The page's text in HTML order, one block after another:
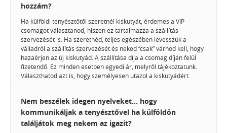
hozzám?
Ha külföldi tenyésztőtől szeretnél kiskutyát, érdemes a VIP
csomagot választanod, hiszen ez tartalmazza a szállítás
szervezését is. Ha szeretnéd, teljes egészében levesszük a
válladról a szállítás szervezését és neked “csak” várnod kell, hogy
hazaérjen az új kiskutyád. A szállítása díja a csomag díján felül
fizetendő. Ez minden esetben egyedi ár, melyről tájékoztatunk.
Választhatod azt is, hogy személyesen utazol a kiskutyádért.
Nem beszélek idegen nyelveket... hogy
kommunikáljak a tenyésztővel ha külföldön
találjátok meg nekem az igazit?